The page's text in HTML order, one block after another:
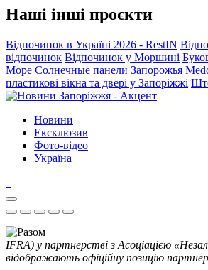
Наші інші проєкти
Відпочинок в Україні 2026 - RestIN
відпочинок Відпочинок у Моршині
Море Солнечные панели Запорожья
пластикові вікна та двері у Запоріжжі
Новини
Ексклюзив
Фото-відео
Україна
IFRA) у партнерстві з Асоціацією
відображають офіційну позицію